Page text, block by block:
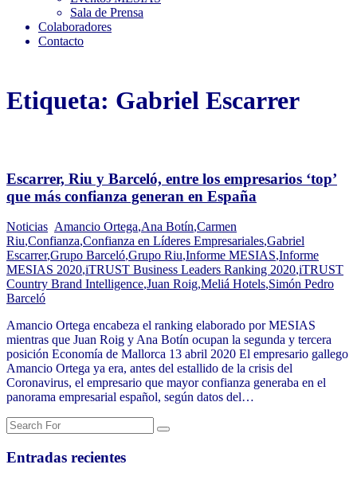
Sala de Prensa
Colaboradores
Contacto
Etiqueta: Gabriel Escarrer
Escarrer, Riu y Barceló, entre los empresarios ‘top’
que más confianza generan en España
Noticias Amancio Ortega,Ana Botín,Carmen
Riu,Confianza,Confianza en Líderes Empresariales,Gabriel
Escarrer,Grupo Barceló,Grupo Riu,Informe MESIAS,Informe
MESIAS 2020,iTRUST Business Leaders Ranking 2020,iTRUST
Country Brand Intelligence,Juan Roig,Meliá Hotels,Simón Pedro
Barceló
Amancio Ortega encabeza el ranking elaborado por MESIAS
mientras que Juan Roig y Ana Botín ocupan la segunda y tercera
posición Economía de Mallorca 13 abril 2020 El empresario gallego
Amancio Ortega ya era, antes del estallido de la crisis del
Coronavirus, el empresario que mayor confianza generaba en el
panorama empresarial español, según datos del…
Entradas recientes